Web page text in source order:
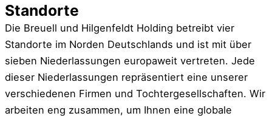
Standorte
Die Breuell und Hilgenfeldt Holding betreibt vier
Standorte im Norden Deutschlands und ist mit über
sieben Niederlassungen europaweit vertreten. Jede
dieser Niederlassungen repräsentiert eine unserer
verschiedenen Firmen und Tochtergesellschaften. Wir
arbeiten eng zusammen, um Ihnen eine globale